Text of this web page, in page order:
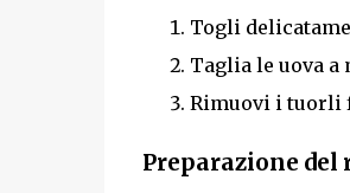
Togli
Taglia le uova a
Rimuovi i tuorli
Preparazione del